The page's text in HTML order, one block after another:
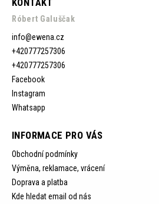
KONTAKT
Róbert Galuščak
info@ewena.cz
+420777257306
+420777257306
Facebook
Instagram
Whatsapp
INFORMACE PRO VÁS
Obchodní podmínky
Výměna, reklamace, vrácení
Doprava a platba
Kde hledat email od nás